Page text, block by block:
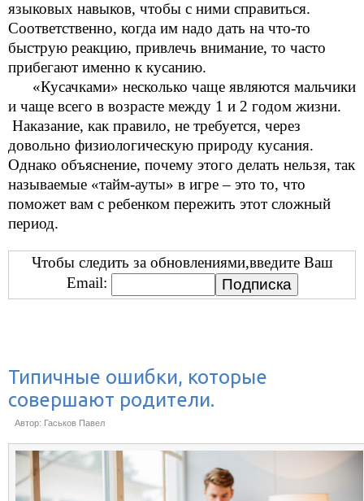
языковых навыков, чтобы с ними справиться.
Соответственно, когда им надо дать на что-то
быструю реакцию, привлечь внимание, то часто
прибегают именно к кусанию.
«Кусачками» несколько чаще являются мальчики
и чаще всего в возрасте между 1 и 2 годом жизни.
Наказание, как правило, не требуется, через
довольно физиологическую природу кусания.
Однако объяснение, почему этого делать нельзя, так
называемые «тайм-ауты» в игре – это то, что
поможет вам с ребенком пережить этот сложный
период.
Чтобы следить за обновлениями,введите Ваш
Email:
Типичные ошибки, которые
совершают родители.
Автор: Гаськов Павел